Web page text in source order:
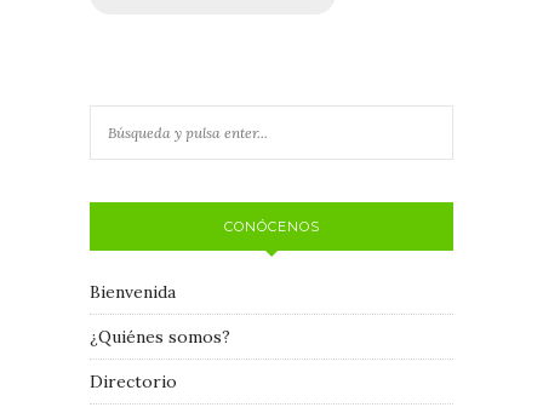
CONÓCENOS
Bienvenida
¿Quiénes somos?
Directorio